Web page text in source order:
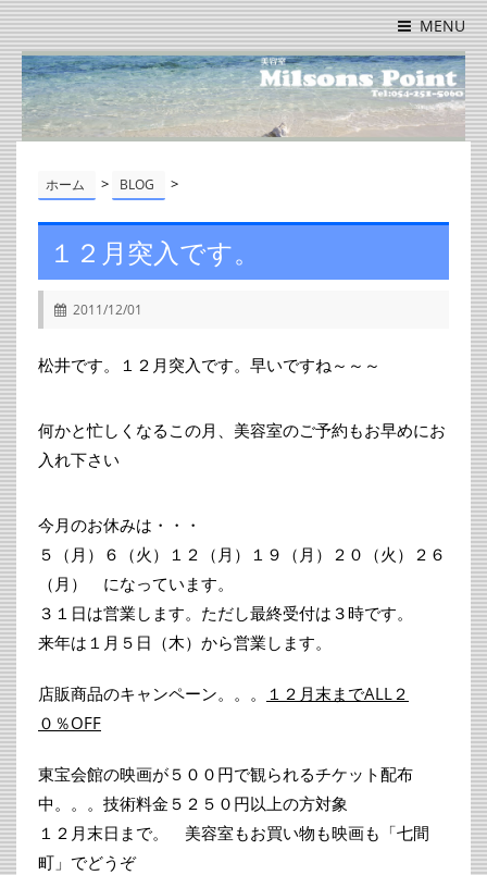
MENU
ホーム > BLOG >
１２月突入です。
2011/12/01
松井です。１２月突入です。早いですね～～～
何かと忙しくなるこの月、美容室のご予約もお早めにお
入れ下さい
今月のお休みは・・・
５（月）６（火）１２（月）１９（月）２０（火）２６
（月） になっています。
３１日は営業します。ただし最終受付は３時です。
来年は１月５日（木）から営業します。
店販商品のキャンペーン。。。
１２月末までALL２
０％OFF
東宝会館の映画が５００円で観られるチケット配布
中。。。技術料金５２５０円以上の方対象
１２月末日まで。 美容室もお買い物も映画も「七間
町」でどうぞ